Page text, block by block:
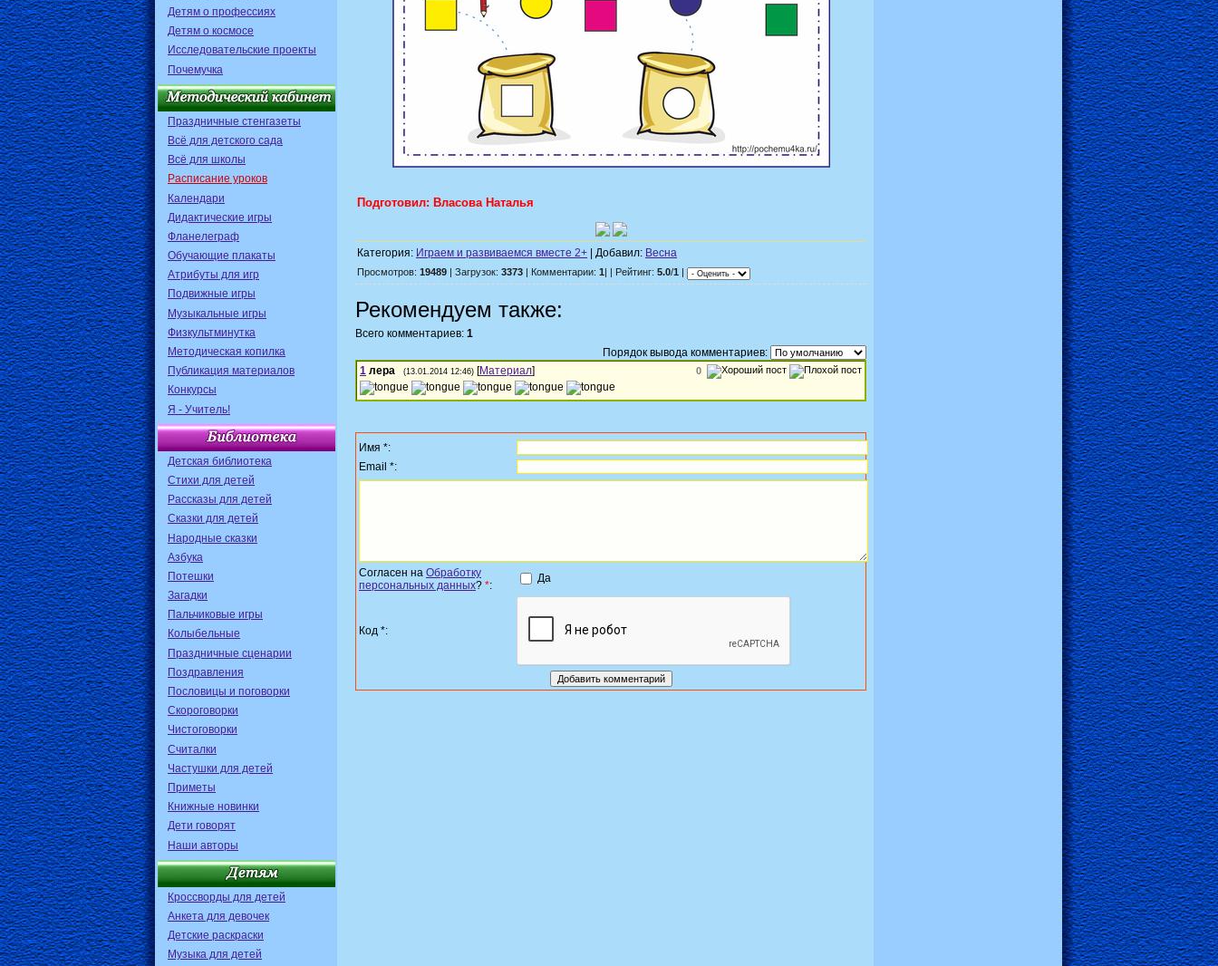
Детям о профессиях
Детям о космосе
Исследовательские проекты
Почемучка
Праздничные стенгазеты
Всё для детского сада
Всё для школы
Расписание уроков
Календари
Дидактические игры
Фланелеграф
Обучающие плакаты
Атрибуты для игр
Подвижные игры
Музыкальные игры
Физкультминутка
Методическая копилка
Публикация материалов
Конкурсы
Я - Учитель!
Детская библиотека
Стихи для детей
Рассказы для детей
Сказки для детей
Народные сказки
Азбука
Потешки
Загадки
Пальчиковые игры
Колыбельные
Праздничные сценарии
Поздравления
Пословицы и поговорки
Скороговорки
Чистоговорки
Считалки
Частушки для детей
Приметы
Книжные новинки
Дети говорят
Наши авторы
Кроссворды для детей
Анкета для девочек
Детские раскраски
Музыка для детей
Подготовил: Власова Наталья
Категория: Играем и развиваемся вместе 2+ | Добавил: Весна
Просмотров: 19489 | Загрузок: 3373 | Комментарии: 1 | | Рейтинг: 5.0/1
Рекомендуем также:
Всего комментариев: 1
Порядок вывода комментариев:
0
1 лера (13.01.2014 12:46) [Материал]
Имя *:
Email *:
Согласен на Обработку
персональных данных? *:
Да
Код *: